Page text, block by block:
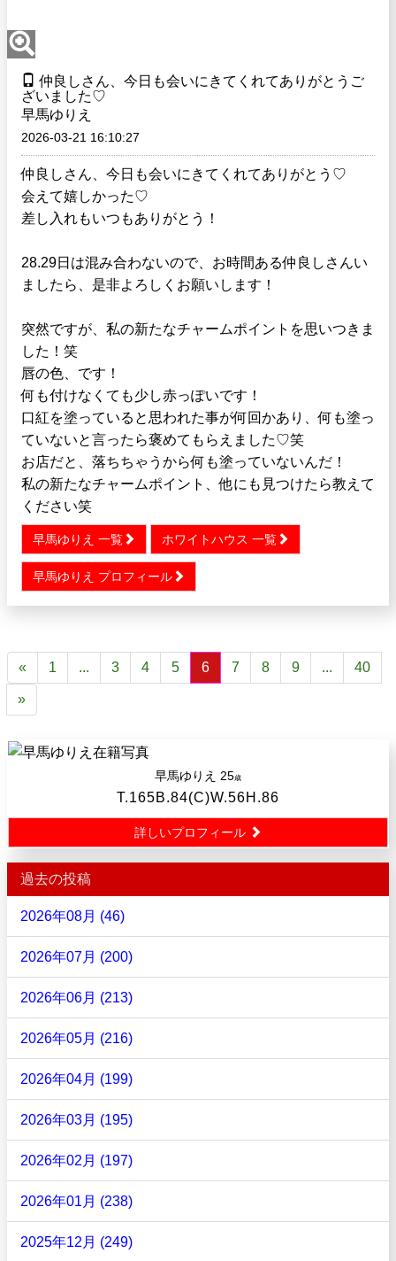
仲良しさん、今日も会いにきてくれてありがとうご
ざいました♡
早馬ゆりえ
2026-03-21 16:10:27
仲良しさん、今日も会いにきてくれてありがとう♡
会えて嬉しかった♡
差し入れもいつもありがとう！
28.29日は混み合わないので、お時間ある仲良しさんい
ましたら、是非よろしくお願いします！
突然ですが、私の新たなチャームポイントを思いつきま
した！笑
唇の色、です！
何も付けなくても少し赤っぽいです！
口紅を塗っていると思われた事が何回かあり、何も塗っ
ていないと言ったら褒めてもらえました♡笑
お店だと、落ちちゃうから何も塗っていないんだ！
私の新たなチャームポイント、他にも見つけたら教えて
ください笑
早馬ゆりえ 一覧 ホワイトハウス 一覧
早馬ゆりえ プロフィール
« 1 ... 3 4 5 6 7 8 9 ... 40
»
早馬ゆりえ 25歳
T.165B.84(C)W.56H.86
詳しいプロフィール
過去の投稿
2026年08月 (46)
2026年07月 (200)
2026年06月 (213)
2026年05月 (216)
2026年04月 (199)
2026年03月 (195)
2026年02月 (197)
2026年01月 (238)
2025年12月 (249)